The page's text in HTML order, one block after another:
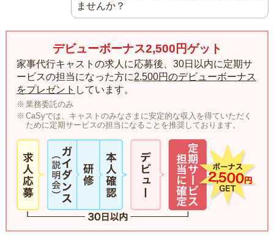
ませんか？
デビューボーナス2,500円ゲット
家事代行キャストの求人に応募後、30日以内に定期サ
ービスの担当になった方に2,500円のデビューボーナス
をプレゼント しています。
業務委託のみ
CaSyでは、キャストのみなさまに安定的な収入を得ていただく
ために定期サービスの担当になることを推奨しております。